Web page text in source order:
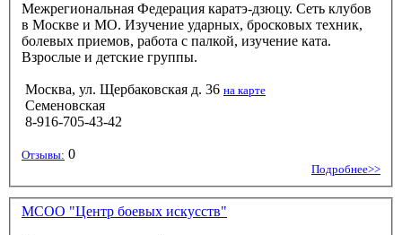
Межрегиональная Федерация каратэ-дзюцу. Сеть клубов
в Москве и МО. Изучение ударных, бросковых техник,
болевых приемов, работа с палкой, изучение ката.
Взрослые и детские группы.
Москва, ул. Щербаковская д. 36 на карте
Семеновская
8-916-705-43-42
Отзывы: 0
Подробнее>>
МСОО "Центр боевых искусств"